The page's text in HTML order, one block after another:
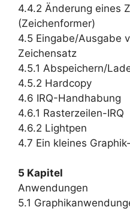
4.4.2 Änderung eines
(Zeichenformer)
4.5 Eingabe/Ausgabe
Zeichensatz
4.5.1 Abspeichern/
4.5.2 Hardcopy
4.6 IRQ-Handhabung
4.6.1 Rasterzeilen-IRQ
4.6.2 Lightpen
4.7 Ein kleines
5 Kapitel
Anwendungen
5.1